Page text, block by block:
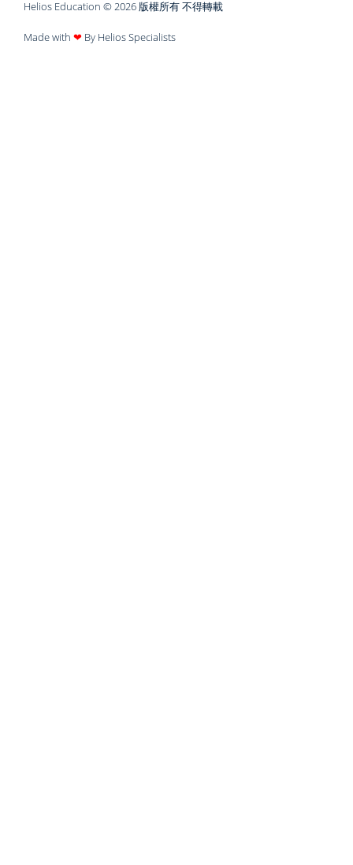
Helios Education © 2026 版權所有 不得轉載
Made with ❤ By Helios Specialists